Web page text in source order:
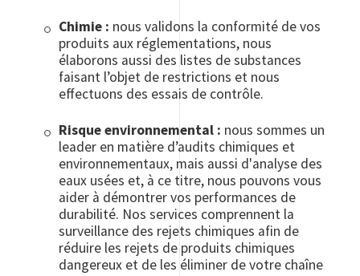
Chimie : nous validons la conformité de vos
produits aux réglementations, nous
élaborons aussi des listes de substances
faisant l’objet de restrictions et nous
effectuons des essais de contrôle.
Risque environnemental : nous sommes un
leader en matière d’audits chimiques et
environnementaux, mais aussi d'analyse des
eaux usées et, à ce titre, nous pouvons vous
aider à démontrer vos performances de
durabilité. Nos services comprennent la
surveillance des rejets chimiques afin de
réduire les rejets de produits chimiques
dangereux et de les éliminer de votre chaîne